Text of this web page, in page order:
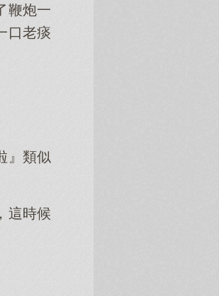
鞭炮一
口老痰
』類似
這時候